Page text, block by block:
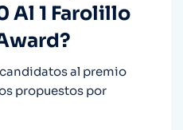
Al 1 Farolillo
al premio
propuestos por